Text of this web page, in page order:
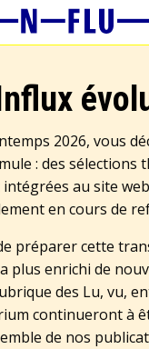
2026, vous
: des sélections
au site
en cours de
préparer cette
plus enrichi de
des Lu, vu,
continueront à
de nos